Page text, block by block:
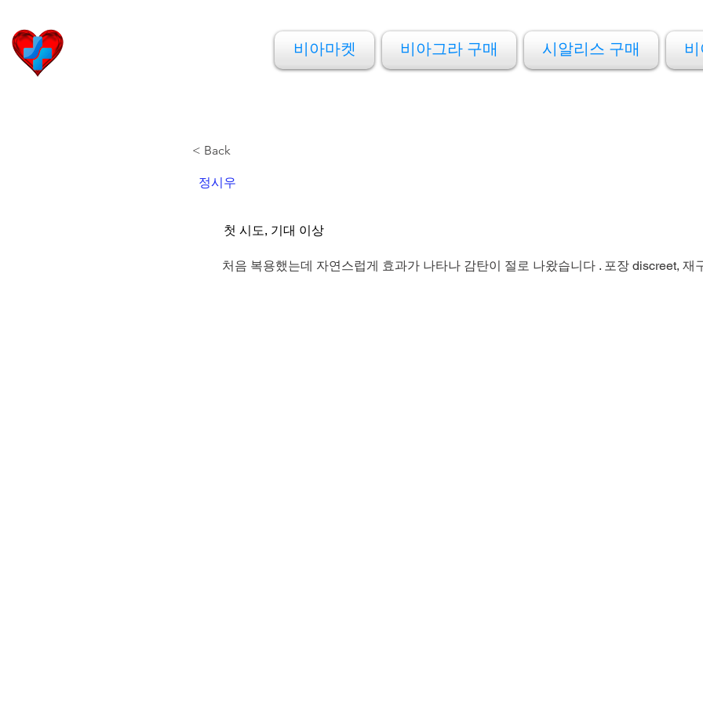
비아마켓 비아그라 구매 시알리스 구매
< Back
정시우
첫 시도, 기대 이상
처음 복용했는데 자연스럽게 효과가 나타나 감탄이 절로 나왔습니다 . 포장 discreet, 재